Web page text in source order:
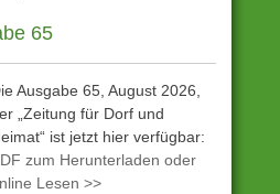
65
Ausgabe 65, August 2026,
„Zeitung für Dorf und
ist jetzt hier verfügbar:
zum Herunterladen oder
Lesen >>